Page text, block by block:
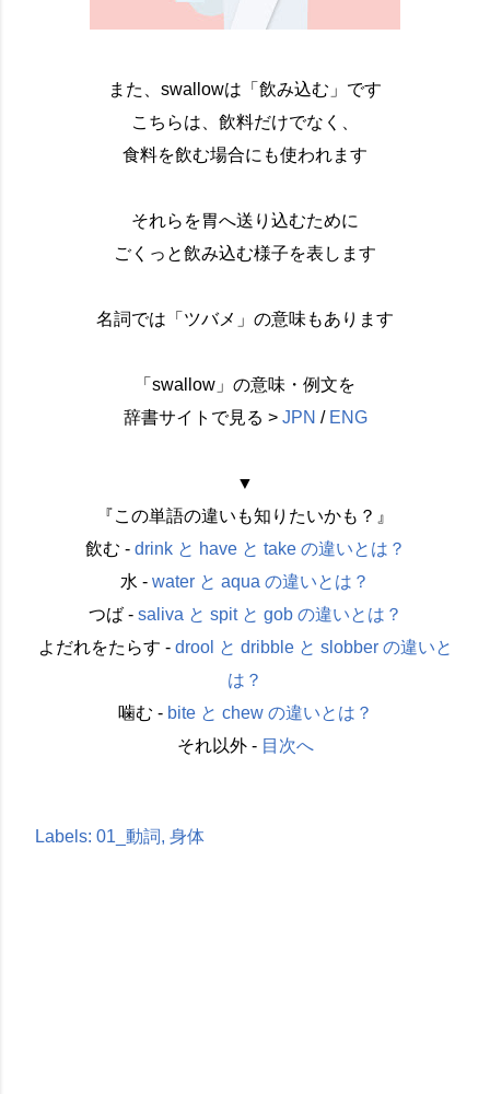
また、swallowは「飲み込む」です
こちらは、飲料だけでなく、
食料を飲む場合にも使われます
それらを胃へ送り込むために
ごくっと飲み込む様子を表します
名詞では「ツバメ」の意味もあります
「swallow」の意味・例文を
辞書サイトで見る > JPN / ENG
▼
『この単語の違いも知りたいかも？』
飲む - drink と have と take の違いとは？
水 - water と aqua の違いとは？
つば - saliva と spit と gob の違いとは？
よだれをたらす - drool と dribble と slobber の違いと
は？
噛む - bite と chew の違いとは？
それ以外 - 目次へ
Labels: 01_動詞 身体